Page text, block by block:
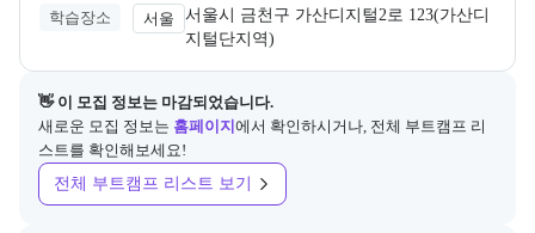
학습장소 서울
서울시 금천구 가산디지털2로 123(가산디
지털단지역)
👋 이 모집 정보는 마감되었습니다.
새로운 모집 정보는 홈페이지 에서 확인하시거나, 전체 부트캠프 리
스트를 확인해보세요!
전체 부트캠프 리스트 보기